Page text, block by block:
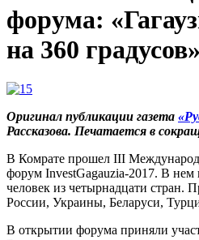
форума:
на 360 градусов»
Оригинал публикации газета
Рассказова. Печатается в
В Комрате прошел III
форум InvestGagauzia-2017. В нем
человек из четырнадцати стран.
России, Украины, Беларуси,
В открытии форума приняли